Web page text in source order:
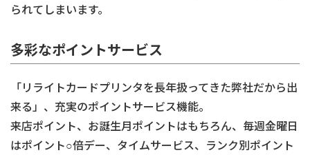
られてしまいます。
多彩なポイントサービス
「リライトカードプリンタを長年扱ってきた弊社だから出
来る」、充実のポイントサービス機能。
来店ポイント、お誕生月ポイントはもちろん、毎週金曜日
はポイント○倍デー、タイムサービス、ランク別ポイント